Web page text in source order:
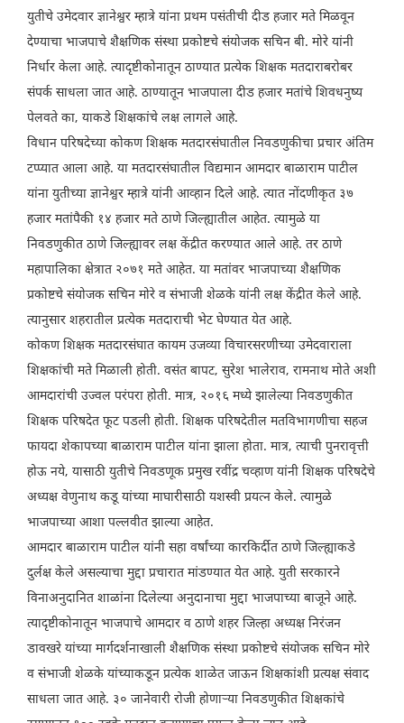
युतीचे उमेदवार ज्ञानेश्वर म्हात्रे यांना प्रथम पसंतीची दीड हजार मते मिळवून
देण्याचा भाजपाचे शैक्षणिक संस्था प्रकोष्टचे संयोजक सचिन बी. मोरे यांनी
निर्धार केला आहे. त्यादृष्टीकोनातून ठाण्यात प्रत्येक शिक्षक मतदाराबरोबर
संपर्क साधला जात आहे. ठाण्यातून भाजपाला दीड हजार मतांचे शिवधनुष्य
पेलवते का, याकडे शिक्षकांचे लक्ष लागले आहे.
विधान परिषदेच्या कोकण शिक्षक मतदारसंघातील निवडणुकीचा प्रचार अंतिम
टप्प्यात आला आहे. या मतदारसंघातील विद्यमान आमदार बाळाराम पाटील
यांना युतीच्या ज्ञानेश्वर म्हात्रे यांनी आव्हान दिले आहे. त्यात नोंदणीकृत ३७
हजार मतांपैकी १४ हजार मते ठाणे जिल्ह्यातील आहेत. त्यामुळे या
निवडणुकीत ठाणे जिल्ह्यावर लक्ष केंद्रीत करण्यात आले आहे. तर ठाणे
महापालिका क्षेत्रात २०७१ मते आहेत. या मतांवर भाजपाच्या शैक्षणिक
प्रकोष्टचे संयोजक सचिन मोरे व संभाजी शेळके यांनी लक्ष केंद्रीत केले आहे.
त्यानुसार शहरातील प्रत्येक मतदाराची भेट घेण्यात येत आहे.
कोकण शिक्षक मतदारसंघात कायम उजव्या विचारसरणीच्या उमेदवाराला
शिक्षकांची मते मिळाली होती. वसंत बापट, सुरेश भालेराव, रामनाथ मोते अशी
आमदारांची उज्वल परंपरा होती. मात्र, २०१६ मध्ये झालेल्या निवडणुकीत
शिक्षक परिषदेत फूट पडली होती. शिक्षक परिषदेतील मतविभागणीचा सहज
फायदा शेकापच्या बाळाराम पाटील यांना झाला होता. मात्र, त्याची पुनरावृत्ती
होऊ नये, यासाठी युतीचे निवडणूक प्रमुख रवींद्र चव्हाण यांनी शिक्षक परिषदेचे
अध्यक्ष वेणुनाथ कडू यांच्या माघारीसाठी यशस्वी प्रयत्न केले. त्यामुळे
भाजपाच्या आशा पल्लवीत झाल्या आहेत.
आमदार बाळाराम पाटील यांनी सहा वर्षांच्या कारकिर्दीत ठाणे जिल्ह्याकडे
दुर्लक्ष केले असल्याचा मुद्दा प्रचारात मांडण्यात येत आहे. युती सरकारने
विनाअनुदानित शाळांना दिलेल्या अनुदानाचा मुद्दा भाजपाच्या बाजूने आहे.
त्यादृष्टीकोनातून भाजपाचे आमदार व ठाणे शहर जिल्हा अध्यक्ष निरंजन
डावखरे यांच्या मार्गदर्शनाखाली शैक्षणिक संस्था प्रकोष्टचे संयोजक सचिन मोरे
व संभाजी शेळके यांच्याकडून प्रत्येक शाळेत जाऊन शिक्षकांशी प्रत्यक्ष संवाद
साधला जात आहे. ३० जानेवारी रोजी होणाऱ्या निवडणुकीत शिक्षकांचे